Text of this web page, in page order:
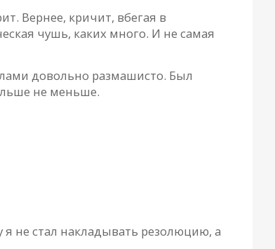
Вернее, кричит, вбегая в
чушь, каких много. И не самая
довольно размашисто. Был
не меньше.
не стал накладывать резолюцию, а